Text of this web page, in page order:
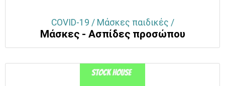
COVID-19 / Μάσκες παιδικές /
Μάσκες - Ασπίδες προσώπου